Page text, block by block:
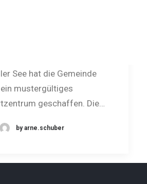
Neusiedler See
See hat die Gemeinde
mustergültiges
geschaffen. Die…
by arne.schuber